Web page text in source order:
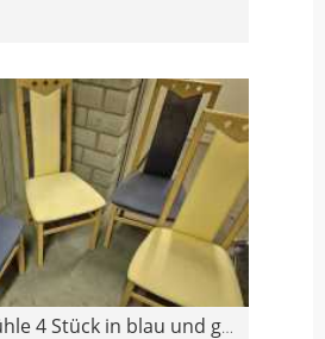
Esszimmerstühle 4 Stück in blau und gelb